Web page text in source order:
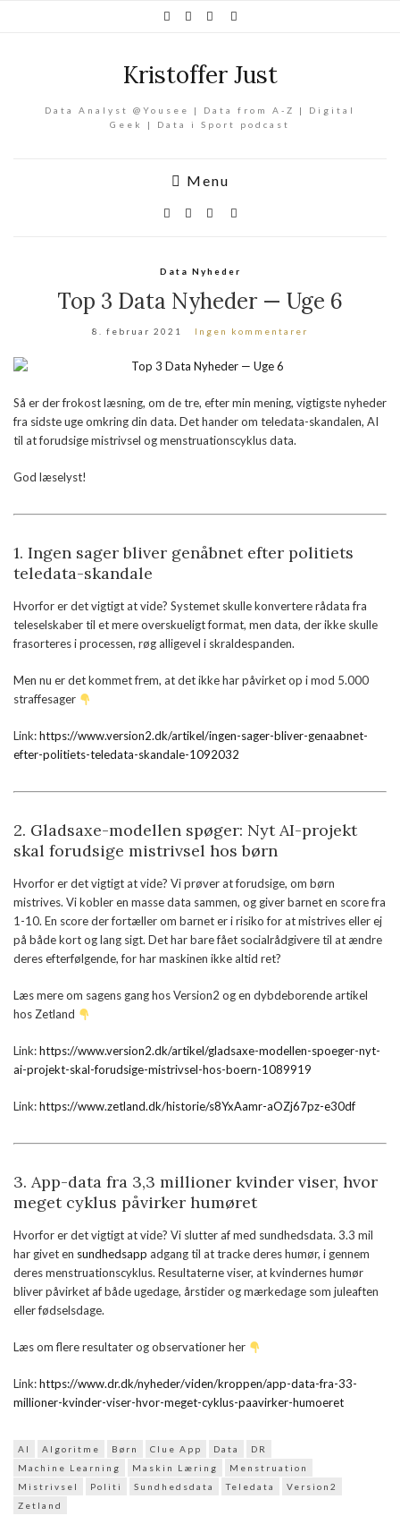
Kristoffer Just
Data Analyst @Yousee | Data from A-Z | Digital
Geek | Data i Sport podcast
Menu
Data Nyheder
Top 3 Data Nyheder — Uge 6
8. februar 2021 Ingen kommentarer
Så er der frokost læsning, om de tre, efter min mening, vigtigste nyheder
fra sidste uge omkring din data. Det hander om teledata-skandalen, AI
til at forudsige mistrivsel og menstruationscyklus data.
God læselyst!
1. Ingen sager bliver genåbnet efter politiets
teledata-skandale
Hvorfor er det vigtigt at vide? Systemet skulle konvertere rådata fra
teleselskaber til et mere overskueligt format, men data, der ikke skulle
frasorteres i processen, røg alligevel i skraldespanden.
Men nu er det kommet frem, at det ikke har påvirket op i mod 5.000
straffesager
Link:https://www.version2.dk/artikel/ingen-sager-bliver-genaabnet-
efter-politiets-teledata-skandale-1092032
2. Gladsaxe-modellen spøger: Nyt AI-projekt
skal forudsige mistrivsel hos børn
Hvorfor er det vigtigt at vide? Vi prøver at forudsige, om børn
mistrives. Vi kobler en masse data sammen, og giver barnet en score fra
1-10. En score der fortæller om barnet er i risiko for at mistrives eller ej
på både kort og lang sigt. Det har bare fået socialrådgivere til at ændre
deres efterfølgende, for har maskinen ikke altid ret?
Læs mere om sagens gang hos Version2 og en dybdeborende artikel
hos Zetland
Link:https://www.version2.dk/artikel/gladsaxe-modellen-spoeger-nyt-
ai-projekt-skal-forudsige-mistrivsel-hos-boern-1089919
Link:https://www.zetland.dk/historie/s8YxAamr-aOZj67pz-e30df
3. App-data fra 3,3 millioner kvinder viser, hvor
meget cyklus påvirker humøret
Hvorfor er det vigtigt at vide? Vi slutter af med sundhedsdata. 3.3 mil
har givet en sundhedsapp adgang til at tracke deres humør, i gennem
deres menstruationscyklus. Resultaterne viser, at kvindernes humør
bliver påvirket af både ugedage, årstider og mærkedage som juleaften
eller fødselsdage.
Læs om flere resultater og observationer her
Link:https://www.dr.dk/nyheder/viden/kroppen/app-data-fra-33-
millioner-kvinder-viser-hvor-meget-cyklus-paavirker-humoeret
AI Algoritme Børn Clue App Data
DR
Machine Learning
Maskin Læring
Menstruation
Mistrivsel
Politi Sundhedsdata Teledata
Version2
Zetland